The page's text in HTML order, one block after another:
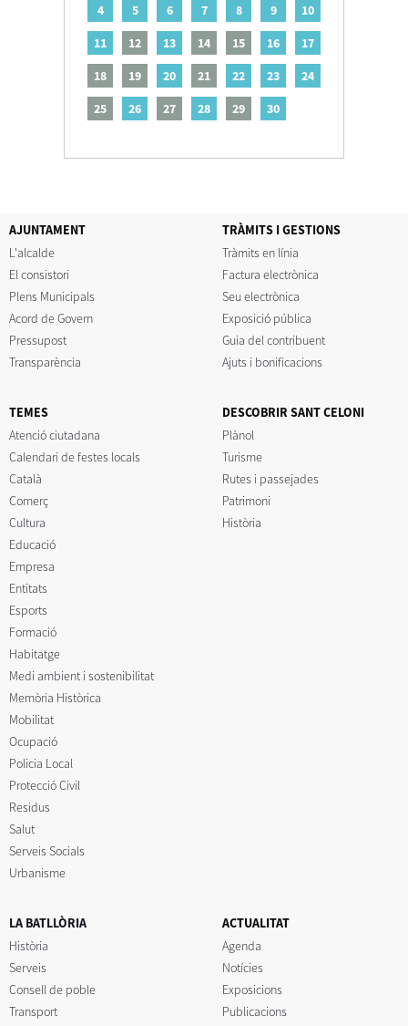
4
5 6 7 8 9
10
11
12 13 14 15 16
17
18
19 20 21 22 23
24
25
26 27 28 29 30
AJUNTAMENT
L'alcalde
El consistori
Plens Municipals
Acord de Govern
Pressupost
Transparència
TRÀMITS I GESTIONS
Tràmits en línia
Factura electrònica
Seu electrònica
Exposició pública
Guia del contribuent
Ajuts i bonificacions
TEMES
Atenció ciutadana
Calendari de festes locals
Català
Comerç
Cultura
Educació
Empresa
Entitats
Esports
Formació
Habitatge
Medi ambient i sostenibilitat
Memòria Històrica
Mobilitat
Ocupació
Policia Local
Protecció Civil
Residus
Salut
Serveis Socials
Urbanisme
DESCOBRIR SANT CELONI
Plànol
Turisme
Rutes i passejades
Patrimoni
Història
LA BATLLÒRIA
Història
Serveis
Consell de poble
Transport
ACTUALITAT
Agenda
Notícies
Exposicions
Publicacions